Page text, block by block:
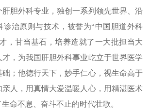
胆外科专业，独创一系列领先世界、沿
诊治原则与技术，被誉为“中国胆道外科
，甘当基石，培养造就了一大批担当大
，为我国肝胆外科事业屹立于世界医学
；他德行天下，妙手仁心，视生命高于
人，用真情大爱温暖人心，用精湛医术
命不息、奋斗不止的时代壮歌。